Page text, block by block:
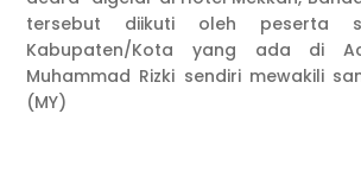
tersebut diikuti oleh peserta
Kabupaten/Kota yang ada di
Muhammad Rizki sendiri mewakili
(MY)